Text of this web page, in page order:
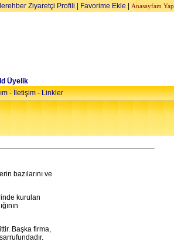
Ziyaretçi Profili Favorime Ekle Anasayfam Yap
Üyelik
-İletişim-Linkler
bazılarını ve
kurulan
Başka firma,